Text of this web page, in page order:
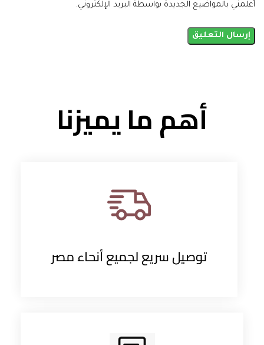
أعلمني بالمواضيع الجديدة بواسطة البريد الإلكتروني.
أهم ما يميزنا
توصيل سريع لجميع أنحاء مصر